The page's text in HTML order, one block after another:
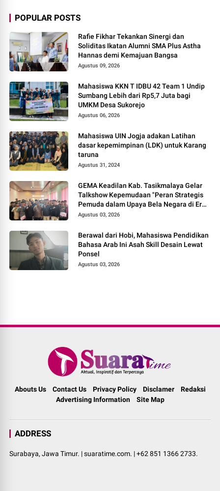
POPULAR POSTS
Rafie Fikhar Tekankan Sinergi dan
Soliditas Ikatan Alumni SMA Plus Astha
Hannas demi Kemajuan Bangsa
Agustus 09, 2026
Mahasiswa KKN T IDBU 42 Team 1 Undip
Sumbang Lebih dari Rp5,7 Juta bagi
UMKM Desa Sukorejo
Agustus 06, 2026
Mahasiswa UIN Jogja adakan Latihan
dasar kepemimpinan (LDK) untuk Karang
taruna
Agustus 31, 2024
GEMA Keadilan Kab. Tasikmalaya Gelar
Talkshow Kepemudaan "Peran Strategis
Pemuda dalam Upaya Bela Negara di Era
Post-Truth"
Agustus 03, 2026
Berawal dari Hobi, Mahasiswa Pendidikan
Bahasa Arab Ini Asah Skill Desain Lewat
Ponsel
Agustus 03, 2026
Abouts Us Contact Us Privacy Policy Disclamer
Redaksi
Advertising Information
Site Map
ADDRESS
Surabaya, Jawa Timur. | suaratime.com. | +62 851 1366 2733.